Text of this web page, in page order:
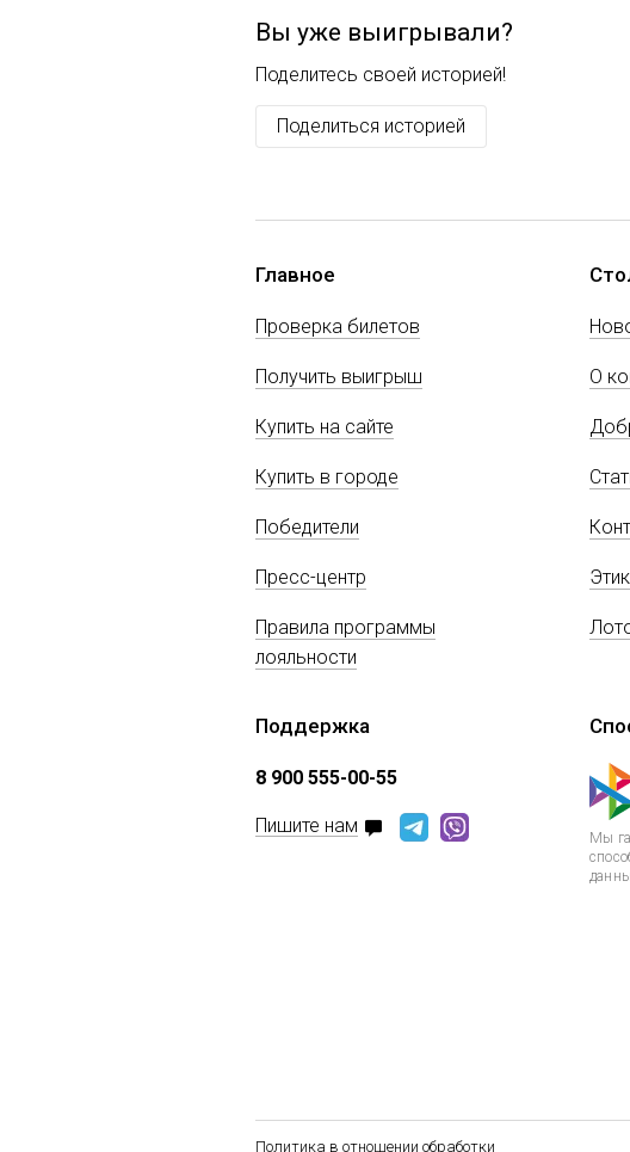
Вы уже выигрывали?
Поделитесь своей историей!
Поделиться историей
Главное
Проверка билетов
Получить выигрыш
Купить на сайте
Купить в городе
Победители
Пресс-центр
Правила программы
лояльности
О
Поддержка
8 900 555-00-55
Пишите нам
Мы
Политика в отношении обработки